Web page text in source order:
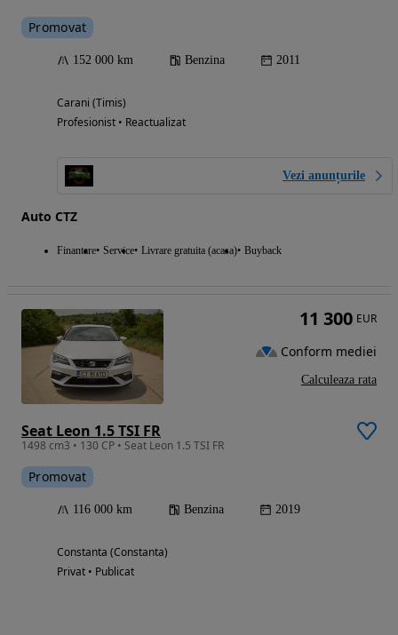
Promovat
152 000 km Benzina 2011
Carani (Timis)
Profesionist • Reactualizat
Vezi anunțurile
Auto CTZ
Finantare Service Livrare gratuita (acasa) Buyback
Seat Leon 1.5 TSI FR
1498 cm3 • 130 CP • Seat Leon 1.5 TSI FR
Promovat
116 000 km Benzina 2019
Constanta (Constanta)
Privat • Publicat
11 300 EUR
Conform mediei
Calculeaza rata